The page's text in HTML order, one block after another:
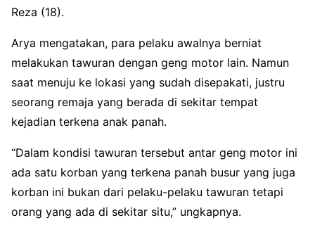
Reza (18).
Arya mengatakan, para pelaku awalnya berniat
melakukan tawuran dengan geng motor lain. Namun
saat menuju ke lokasi yang sudah disepakati, justru
seorang remaja yang berada di sekitar tempat
kejadian terkena anak panah.
“Dalam kondisi tawuran tersebut antar geng motor ini
ada satu korban yang terkena panah busur yang juga
korban ini bukan dari pelaku-pelaku tawuran tetapi
orang yang ada di sekitar situ,” ungkapnya.